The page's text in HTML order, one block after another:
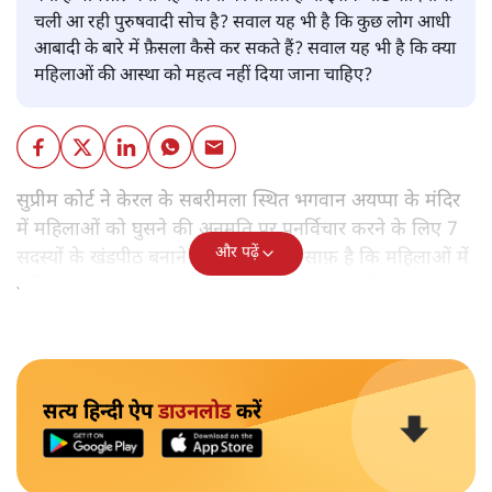
चली आ रही पुरुषवादी सोच है? सवाल यह भी है कि कुछ लोग आधी
आबादी के बारे में फ़ैसला कैसे कर सकते हैं? सवाल यह भी है कि क्या
महिलाओं की आस्था को महत्व नहीं दिया जाना चाहिए?
सुप्रीम कोर्ट ने केरल के सबरीमला स्थित भगवान अयप्पा के मंदिर
में महिलाओं को घुसने की अनुमति पर पुनर्विचार करने के लिए 7
सदस्यों के खंडपीठ बनाने को कहा। इससे साफ़ है कि महिलाओं में
मंदिर जाने के फ़ैसले पर सरकार ने रोक नहीं लगाई है।
और पढ़ें
सत्य हिन्दी ऐपडाउनलोडकरें